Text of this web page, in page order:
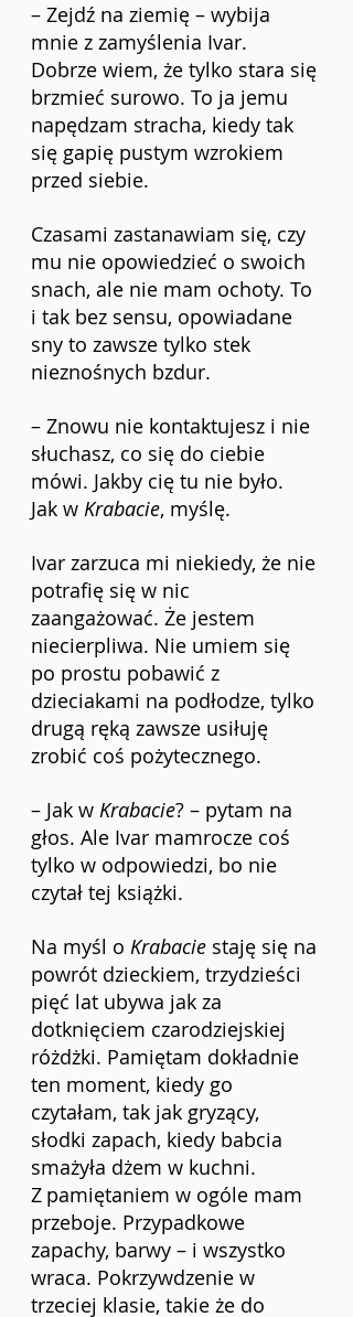
– Zejdź na ziemię – wybija
mnie z zamyślenia Ivar.
Dobrze wiem, że tylko stara się
brzmieć surowo. To ja jemu
napędzam stracha, kiedy tak
się gapię pustym wzrokiem
przed siebie.
Czasami zastanawiam się, czy
mu nie opowiedzieć o swoich
snach, ale nie mam ochoty. To
i tak bez sensu, opowiadane
sny to zawsze tylko stek
nieznośnych bzdur.
– Znowu nie kontaktujesz i nie
słuchasz, co się do ciebie
mówi. Jakby cię tu nie było.
Jak w Krabacie, myślę.
Ivar zarzuca mi niekiedy, że nie
potrafię się w nic
zaangażować. Że jestem
niecierpliwa. Nie umiem się
po prostu pobawić z
dzieciakami na podłodze, tylko
drugą ręką zawsze usiłuję
zrobić coś pożytecznego.
– Jak w Krabacie? – pytam na
głos. Ale Ivar mamrocze coś
tylko w odpowiedzi, bo nie
czytał tej książki.
Na myśl o Krabacie staję się na
powrót dzieckiem, trzydzieści
pięć lat ubywa jak za
dotknięciem czarodziejskiej
różdżki. Pamiętam dokładnie
ten moment, kiedy go
czytałam, tak jak gryzący,
słodki zapach, kiedy babcia
smażyła dżem w kuchni.
Z pamiętaniem w ogóle mam
przeboje. Przypadkowe
zapachy, barwy – i wszystko
wraca. Pokrzywdzenie w
trzeciej klasie, takie że do